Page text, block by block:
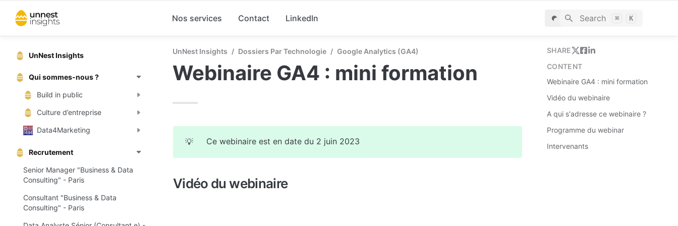
Nos services Contact LinkedIn Search ⌘ K
UnNest Insights
Qui sommes-nous ?
Build in public
Culture d’entreprise
Data4Marketing
Recrutement
Senior Manager "Business & Data
Consulting" - Paris
Consultant "Business & Data
Consulting" - Paris
UnNest Insights / Dossiers Par Technologie / Google Analytics (GA4)
Webinaire GA4 : mini formation
💡 Ce webinaire est en date du 2 juin 2023
Vidéo du webinaire
SHARE
CONTENT
Webinaire GA4 : mini formation
Vidéo du webinaire
A qui s'adresse ce webinaire ?
Programme du webinar
Intervenants